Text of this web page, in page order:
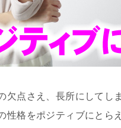
点さえ、長所にしてし
性格をポジティブにとら